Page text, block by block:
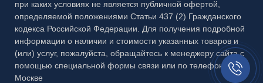
Каталог №7 Матовые рисунки
Каталог №8 Скинали и кухонные фартуки
Каталог №9 Алмазная гравировка
при каких условиях не является публичной офертой,
определяемой положениями Статьи 437 (2) Гражданского
кодекса Российской Федерации. Для получения подробной
информации о наличии и стоимости указанных товаров и
(или) услуг, пожалуйста, обращайтесь к менеджеру сайта с
помощью специальной формы связи или по телефону в
Москве
Заказать
звонок//